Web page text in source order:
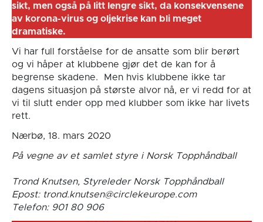
sikt, men også på litt lengre sikt, da konsekvensene
av korona-virus og oljekrise kan bli meget
dramatiske.
Vi har full forståelse for de ansatte som blir berørt
og vi håper at klubbene gjør det de kan for å
begrense skadene. Men hvis klubbene ikke tar
dagens situasjon på største alvor nå, er vi redd for at
vi til slutt ender opp med klubber som ikke har livets
rett.
Nærbø, 18. mars 2020
På vegne av et samlet styre i Norsk Topphåndball
Trond Knutsen, Styreleder Norsk Topphåndball
Epost: trond.knutsen@circlekeurope.com
Telefon: 901 80 906